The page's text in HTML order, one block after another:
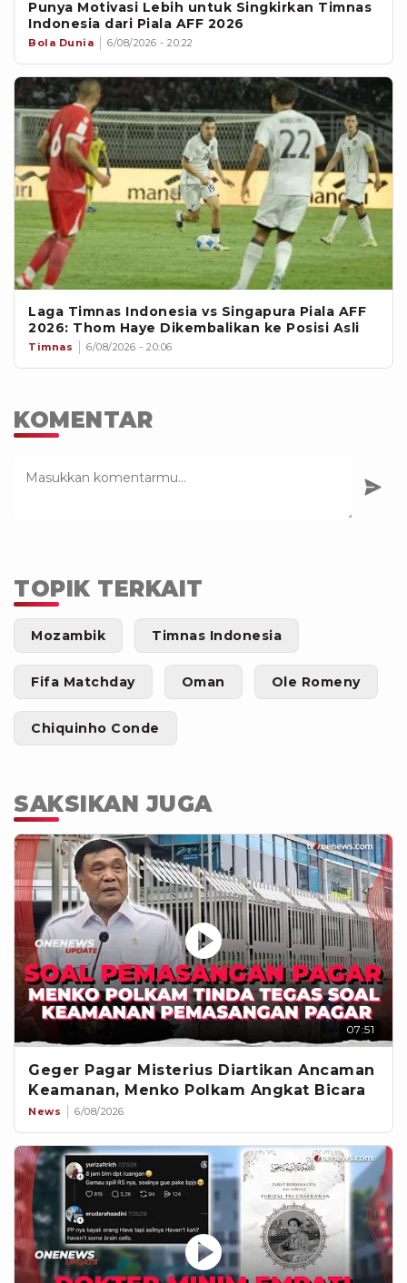
Punya Motivasi Lebih untuk Singkirkan Timnas
Indonesia dari Piala AFF 2026
Bola Dunia 6/08/2026 - 20:22
Laga Timnas Indonesia vs Singapura Piala AFF
2026: Thom Haye Dikembalikan ke Posisi Asli
Timnas 6/08/2026 - 20:06
KOMENTAR
TOPIK TERKAIT
Mozambik Timnas Indonesia
Fifa Matchday Oman Ole Romeny
Chiquinho Conde
SAKSIKAN JUGA
07:51
Geger Pagar Misterius Diartikan Ancaman
Keamanan, Menko Polkam Angkat Bicara
News 6/08/2026